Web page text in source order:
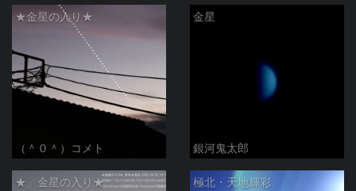
★金星の入り★
（＾０＾）コメト
金星
銀河鬼太郎
★」金星の入り★ 極北・天地輝彩